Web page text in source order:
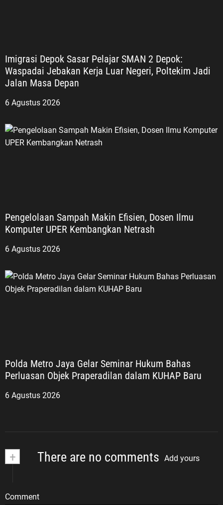
Imigrasi Depok Sasar Pelajar SMAN 2 Depok:
Waspadai Jebakan Kerja Luar Negeri, Poltekim Jadi
6 Agustus 2026
Pengelolaan Sampah Makin Efisien, Dosen Ilmu
Komputer UPER Kembangkan Netrash
6 Agustus 2026
Polda Metro Jaya Gelar Seminar Hukum Bahas
Perluasan Objek Praperadilan dalam KUHAP Baru
6 Agustus 2026
+ There are no comments Add yours
Comment